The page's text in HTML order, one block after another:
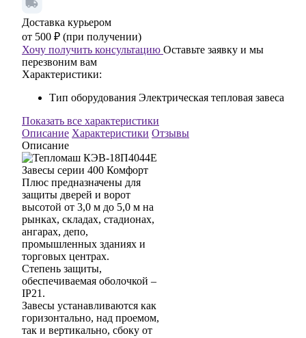
Доставка курьером
от 500 ₽ (при получении)
Хочу получить консультацию Оставьте заявку и мы
перезвоним вам
Характеристики:
Тип оборудования Электрическая тепловая завеса
Показать все характеристики
Описание Характеристики Отзывы
Описание
Завесы серии 400 Комфорт
Плюс предназначены для
защиты дверей и ворот
высотой от 3,0 м до 5,0 м на
рынках, складах, стадионах,
ангарах, депо,
промышленных зданиях и
торговых центрах.
Степень защиты,
обеспечиваемая оболочкой –
IP21.
Завесы устанавливаются как
горизонтально, над проемом,
так и вертикально, сбоку от